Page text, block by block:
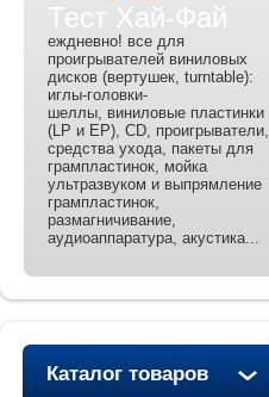
Тест Хай-Фай
еждневно! все для
проигрывателей виниловых
дисков (вертушек, turntable):
иглы-головки-
шеллы, виниловые пластинки
(LP и EP), CD, проигрыватели,
средства ухода, пакеты для
грампластинок, мойка
ультразвуком и выпрямление
грампластинок,
размагничивание,
аудиоаппаратура, акустика...
Каталог товаров